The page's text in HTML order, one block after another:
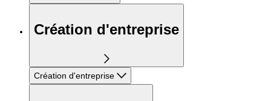
Création d'entreprise
Création d'entreprise